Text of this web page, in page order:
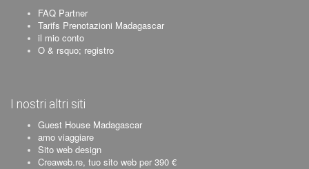
FAQ Partner
Tarifs Prenotazioni Madagascar
il mio conto
O & rsquo; registro
I nostri altri siti
Guest House Madagascar
amo viaggiare
Sito web design
Creaweb.re, tuo sito web per 390 €